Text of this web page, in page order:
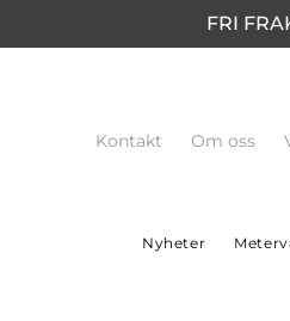
FRI
Kontakt Om oss
Nyheter